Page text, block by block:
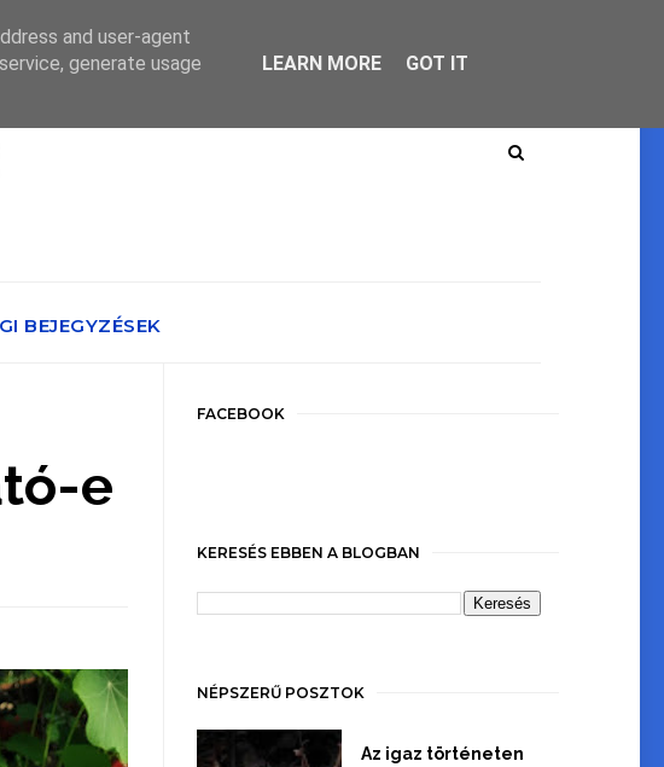
BEJEGYZÉSEK
e
FACEBOOK
KERESÉS EBBEN A BLOGBAN
NÉPSZERŰ POSZTOK
Az igaz történeten
and user-agent
generate usage
LEARN MORE GOT IT